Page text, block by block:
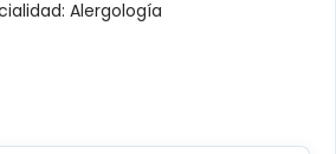
Alergología